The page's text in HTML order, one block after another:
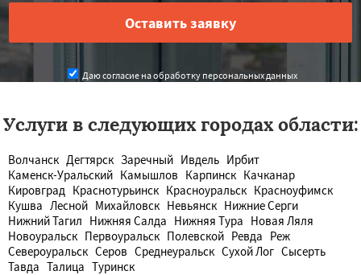
Даю согласие на обработку персональных данных
Услуги в следующих городах области:
Волчанск Дегтярск Заречный Ивдель Ирбит
Каменск-Уральский Камышлов Карпинск Качканар
Кировград Краснотурьинск Красноуральск Красноуфимск
Кушва Лесной Михайловск Невьянск Нижние Серги
Нижний Тагил Нижняя Салда Нижняя Тура Новая Ляля
Новоуральск Первоуральск Полевской Ревда Реж
Североуральск Серов Среднеуральск Сухой Лог Сысерть
Тавда Талица Туринск